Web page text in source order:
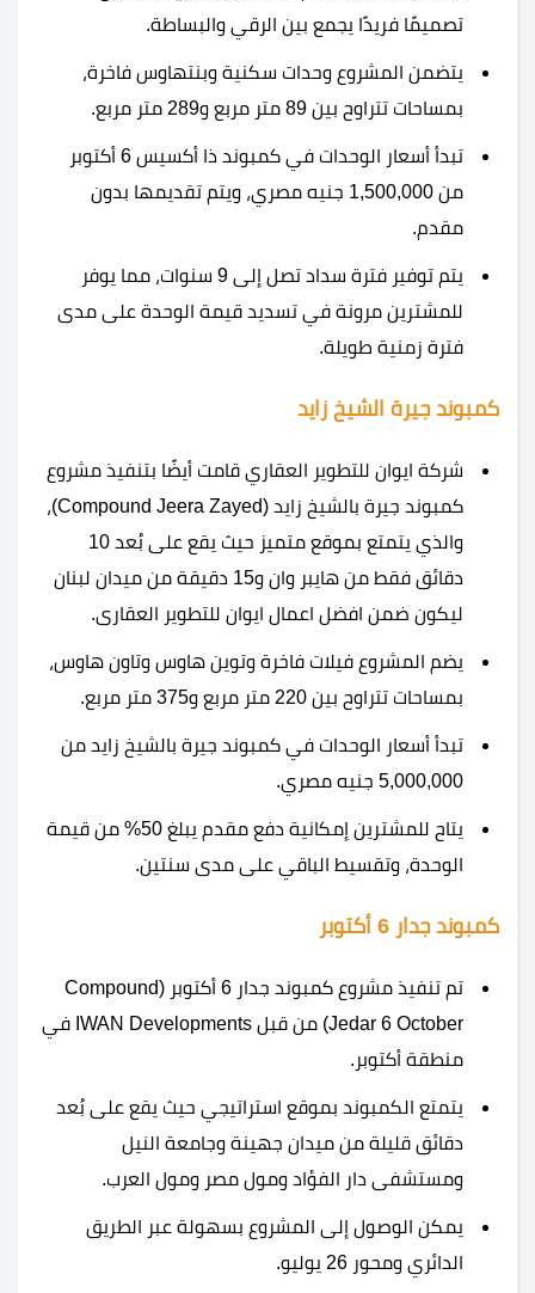
تصميمًا فريدًا يجمع بين الرقي والبساطة.
يتضمن المشروع وحدات سكنية وبنتهاوس فاخرة،
بمساحات تتراوح بين 89 متر مربع و289 متر مربع.
تبدأ أسعار الوحدات في كمبوند ذا أكسيس 6 أكتوبر
من 1,500,000 جنيه مصري، ويتم تقديمها بدون
مقدم.
يتم توفير فترة سداد تصل إلى 9 سنوات، مما يوفر
للمشترين مرونة في تسديد قيمة الوحدة على مدى
فترة زمنية طويلة.
كمبوند جيرة الشيخ زايد
شركة ايوان للتطوير العقاري قامت أيضًا بتنفيذ مشروع
كمبوند جيرة بالشيخ زايد (Compound Jeera Zayed)،
والذي يتمتع بموقع متميز حيث يقع على بُعد 10
دقائق فقط من هايبر وان و15 دقيقة من ميدان لبنان
ليكون ضمن افضل اعمال ايوان للتطوير العقارى.
يضم المشروع فيلات فاخرة وتوين هاوس وتاون هاوس،
بمساحات تتراوح بين 220 متر مربع و375 متر مربع.
تبدأ أسعار الوحدات في كمبوند جيرة بالشيخ زايد من
5,000,000 جنيه مصري.
يتاح للمشترين إمكانية دفع مقدم يبلغ 50% من قيمة
الوحدة، وتقسيط الباقي على مدى سنتين.
كمبوند جدار 6 أكتوبر
تم تنفيذ مشروع كمبوند جدار 6 أكتوبر (Compound
Jedar 6 October) من قبل IWAN Developments في
منطقة أكتوبر.
يتمتع الكمبوند بموقع استراتيجي حيث يقع على بُعد
دقائق قليلة من ميدان جهينة وجامعة النيل
ومستشفى دار الفؤاد ومول مصر ومول العرب.
يمكن الوصول إلى المشروع بسهولة عبر الطريق
الدائري ومحور 26 يوليو.